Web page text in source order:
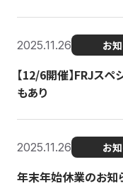
2025.11.26 お
【12/6開催】FRJス
もあり
2025.11.26 お
年末年始休業のお知